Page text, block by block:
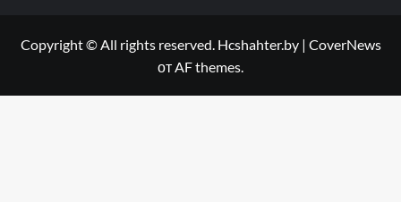
Copyright © All rights reserved. Hcshahter.by | CoverNews
от AF themes.